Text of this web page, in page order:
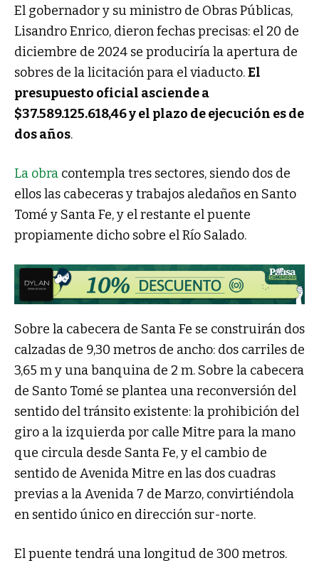
El gobernador y su ministro de Obras Públicas,
Lisandro Enrico, dieron fechas precisas: el 20 de
diciembre de 2024 se produciría la apertura de
sobres de la licitación para el viaducto.El
presupuesto oficial asciende a
$37.589.125.618,46 y el plazo de ejecución es de
dos años.
La obra contempla tres sectores, siendo dos de
ellos las cabeceras y trabajos aledaños en Santo
Tomé y Santa Fe, y el restante el puente
propiamente dicho sobre el Río Salado.
Sobre la cabecera de Santa Fe se construirán dos
calzadas de 9,30 metros de ancho: dos carriles de
3,65 m y una banquina de 2 m. Sobre la cabecera
de Santo Tomé se plantea una reconversión del
sentido del tránsito existente: la prohibición del
giro a la izquierda por calle Mitre para la mano
que circula desde Santa Fe, y el cambio de
sentido de Avenida Mitre en las dos cuadras
previas a la Avenida 7 de Marzo, convirtiéndola
en sentido único en dirección sur-norte.
El puente tendrá una longitud de 300 metros.